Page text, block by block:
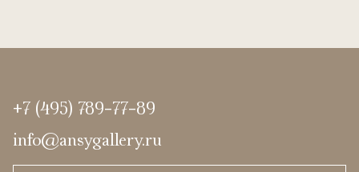
+7 (495) 789-77-89
info@ansygallery.ru